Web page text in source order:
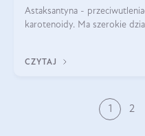
Astaksantyna -
karotenoidy. Ma szerokie
CZYTAJ
1 2